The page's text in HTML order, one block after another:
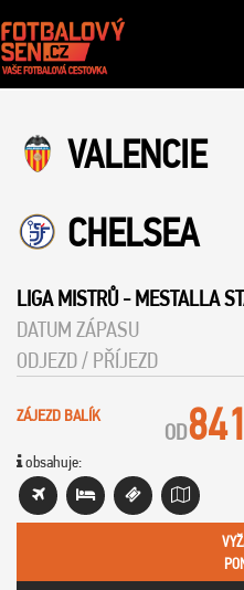
VALENCIE
CHELSEA
LIGA MISTRŮ -MESTALLA
DATUM ZÁPASU
ODJEZD / PŘÍJEZD
ZÁJEZD BALÍK
obsahuje:
OD